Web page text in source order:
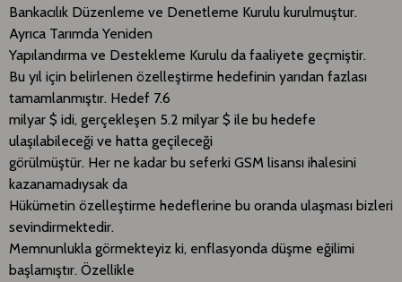
Bankacılık Düzenleme ve Denetleme Kurulu kurulmuştur.
Ayrıca Tarımda Yeniden
Yapılandırma ve Destekleme Kurulu da faaliyete geçmiştir.
Bu yıl için belirlenen özelleştirme hedefinin yarıdan fazlası
tamamlanmıştır. Hedef 7.6
milyar $ idi, gerçekleşen 5.2 milyar $ ile bu hedefe
ulaşılabileceği ve hatta geçileceği
görülmüştür. Her ne kadar bu seferki GSM lisansı ihalesini
kazanamadıysak da
Hükümetin özelleştirme hedeflerine bu oranda ulaşması bizleri
sevindirmektedir.
Memnunlukla görmekteyiz ki, enflasyonda düşme eğilimi
başlamıştır. Özellikle